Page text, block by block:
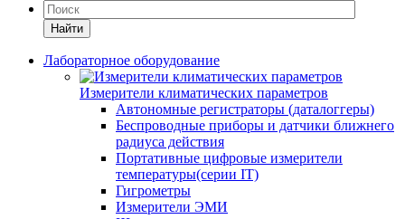
Найти
Лабораторное оборудование
Измерители климатических параметров
Автономные регистраторы (даталоггеры)
Беспроводные приборы и датчики ближнего
радиуса действия
Портативные цифровые измерители
температуры(серии IT)
Гигрометры
Измерители ЭМИ